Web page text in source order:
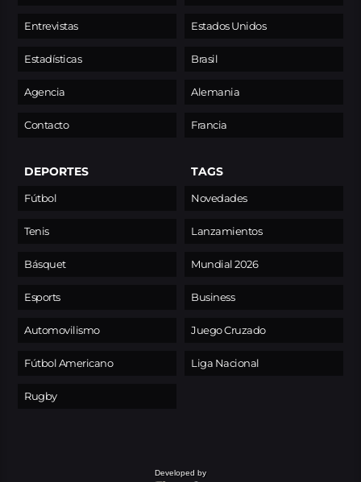
Entrevistas
Estadísticas
Agencia
Contacto
Estados Unidos
Brasil
Alemania
Francia
DEPORTES
Fútbol
Tenis
Básquet
Esports
Automovilismo
Fútbol Americano
Rugby
TAGS
Novedades
Lanzamientos
Mundial 2026
Business
Juego Cruzado
Liga Nacional
Developed by